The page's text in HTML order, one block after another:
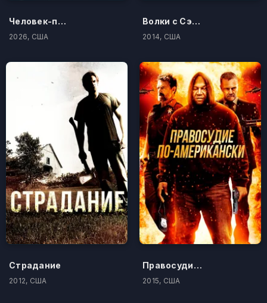
Человек-паук: Новый день
2026, США
Волки с Сэйвин-Хилл
2014, США
Страдание
2012, США
Правосудие по-американски
2015, США